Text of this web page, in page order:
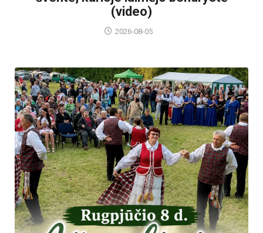
(video)
2026-08-05